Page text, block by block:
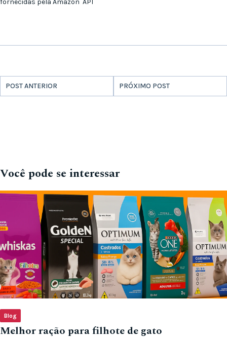
fornecidas pela Amazon API
POST ANTERIOR PRÓXIMO POST
Você pode se interessar
Blog
Melhor ração para filhote de gato